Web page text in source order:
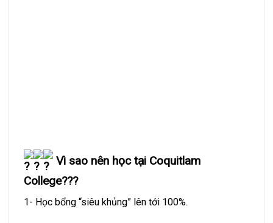
Vì sao nên học tại Coquitlam
College???
1- Học bổng “siêu khủng” lên tới 100%.